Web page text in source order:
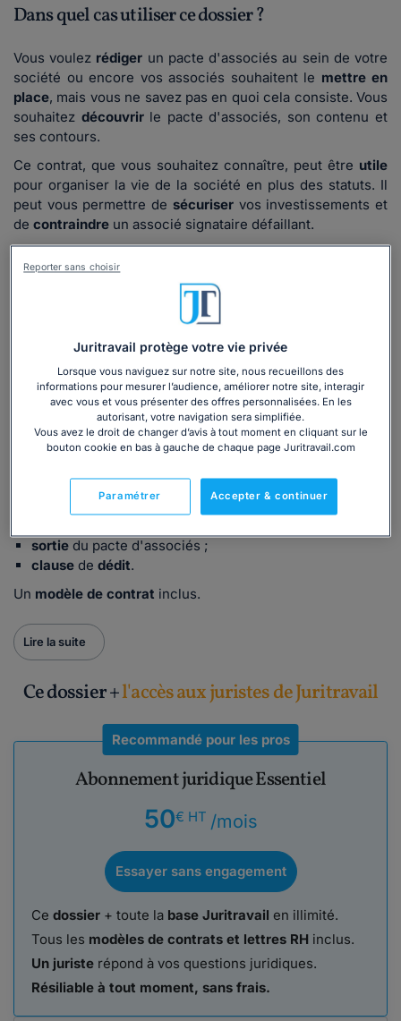
Dans quel cas utiliser ce dossier ?
Vous voulez rédiger un pacte d'associés au sein de votre
société ou encore vos associés souhaitent le mettre en
place, mais vous ne savez pas en quoi cela consiste. Vous
souhaitez découvrir le pacte d'associés, son contenu et
ses contours.
Ce contrat, que vous souhaitez connaître, peut être utile
pour organiser la vie de la société en plus des statuts. Il
peut vous permettre de sécuriservos investissements et
de contraindre un associé signataire défaillant.
Le dossier apporte les réponses aux questions que vous
vous posez concernant le fonctionnement de ce pacte :
Quels sont les avantages du pacte d'associés ? Quels en
sont les principaux objectifs ? Comment s'organise le
Contenu du dossier :
Notre dossier traite des points essentiels suivants :
conséquences de la violation
sortie du pacte d'associés ;
clause de dédit.
Un modèle de contrat inclus.
Lire la suite
Ce dossier +l'accès aux juristes de Juritravail
Recommandé pour les pros
Abonnement juridique Essentiel
50€ HT /mois
Essayer sans engagement
Ce dossier + toute la base Juritravail en illimité.
Tous les modèles de contrats et lettres RH inclus.
Un juriste répond à vos questions juridiques.
Résiliable à tout moment, sans frais.
Juritravail protège votre vie privée
Lorsque vous naviguez sur notre site, nous recueillons des
informations pour mesurer l’audience, améliorer notre site, interagir
avec vous et vous présenter des offres personnalisées. En les
autorisant, votre navigation sera simplifiée.
Vous avez le droit de changer d’avis à tout moment en cliquant sur le
bouton cookie en bas à gauche de chaque page Juritravail.com
Accepter & continuer
Paramétrer
Reporter sans choisir